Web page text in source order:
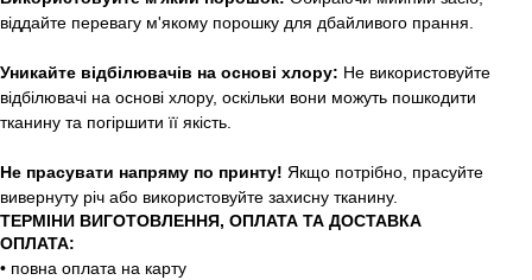
віддайте перевагу м'якому порошку для дбайливого прання.
Уникайте відбілювачів на основі хлору: Не використовуйте
відбілювачі на основі хлору, оскільки вони можуть пошкодити
тканину та погіршити її якість.
Не прасувати напряму по принту! Якщо потрібно, прасуйте
вивернуту річ або використовуйте захисну тканину.
ТЕРМІНИ ВИГОТОВЛЕННЯ, ОПЛАТА ТА ДОСТАВКА
ОПЛАТА:
• повна оплата на карту